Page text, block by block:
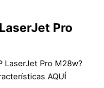
Pro
LaserJet Pro M28w?
AQUÍ